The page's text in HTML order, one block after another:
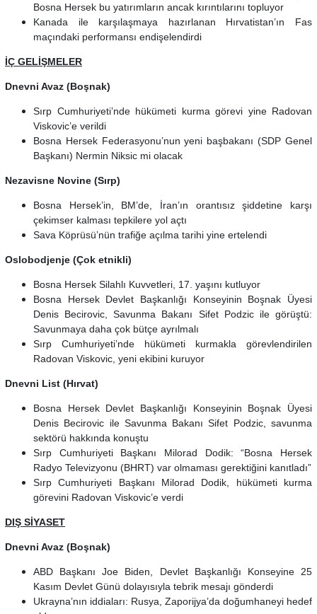
Bosna Hersek bu yatırımların ancak kırıntılarını topluyor
Kanada ile karşılaşmaya hazırlanan Hırvatistan’ın Fas
maçındaki performansı endişelendirdi
İÇ GELİŞMELER
Dnevni Avaz (Boşnak)
Sırp Cumhuriyeti’nde hükümeti kurma görevi yine Radovan
Viskovic’e verildi
Bosna Hersek Federasyonu’nun yeni başbakanı (SDP Genel
Başkanı) Nermin Niksic mi olacak
Nezavisne Novine (Sırp)
Bosna Hersek’in, BM’de, İran’ın orantısız şiddetine karşı
çekimser kalması tepkilere yol açtı
Sava Köprüsü’nün trafiğe açılma tarihi yine ertelendi
Oslobodjenje (Çok etnikli)
Bosna Hersek Silahlı Kuvvetleri, 17. yaşını kutluyor
Bosna Hersek Devlet Başkanlığı Konseyinin Boşnak Üyesi
Denis Becirovic, Savunma Bakanı Sifet Podzic ile görüştü:
Savunmaya daha çok bütçe ayrılmalı
Sırp Cumhuriyeti’nde hükümeti kurmakla görevlendirilen
Radovan Viskovic, yeni ekibini kuruyor
Dnevni List (Hırvat)
Bosna Hersek Devlet Başkanlığı Konseyinin Boşnak Üyesi
Denis Becirovic ile Savunma Bakanı Sifet Podzic, savunma
sektörü hakkında konuştu
Sırp Cumhuriyeti Başkanı Milorad Dodik: “Bosna Hersek
Radyo Televizyonu (BHRT) var olmaması gerektiğini kanıtladı”
Sırp Cumhuriyeti Başkanı Milorad Dodik, hükümeti kurma
görevini Radovan Viskovic’e verdi
DIŞ SİYASET
Dnevni Avaz (Boşnak)
ABD Başkanı Joe Biden, Devlet Başkanlığı Konseyine 25
Kasım Devlet Günü dolayısıyla tebrik mesajı gönderdi
Ukrayna’nın iddiaları: Rusya, Zaporijya’da doğumhaneyi hedef